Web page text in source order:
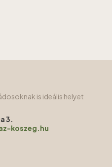
is ideális helyet
3.
koszeg.hu